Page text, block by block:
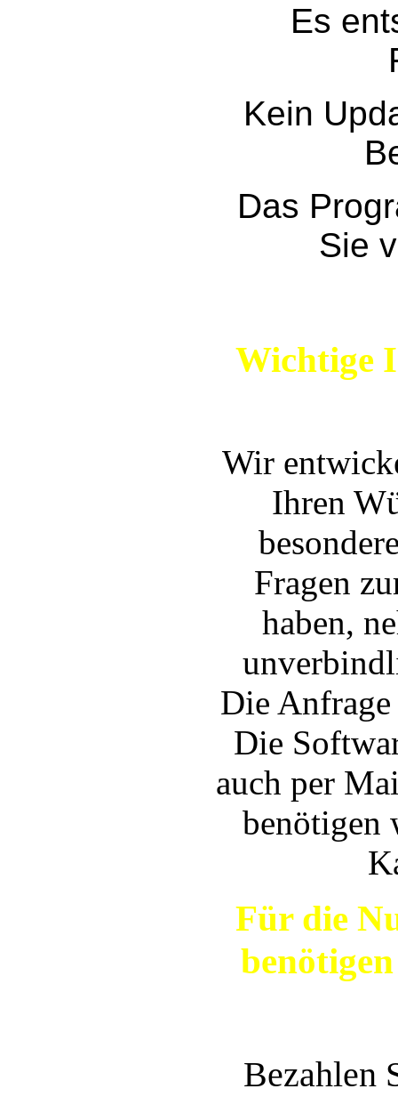
Es
Kein
Das
Sie
Wichtige
Wir
Ihren
Fragen
haben,
Die
Die
auch per
benötigen
Für die
Bezahlen